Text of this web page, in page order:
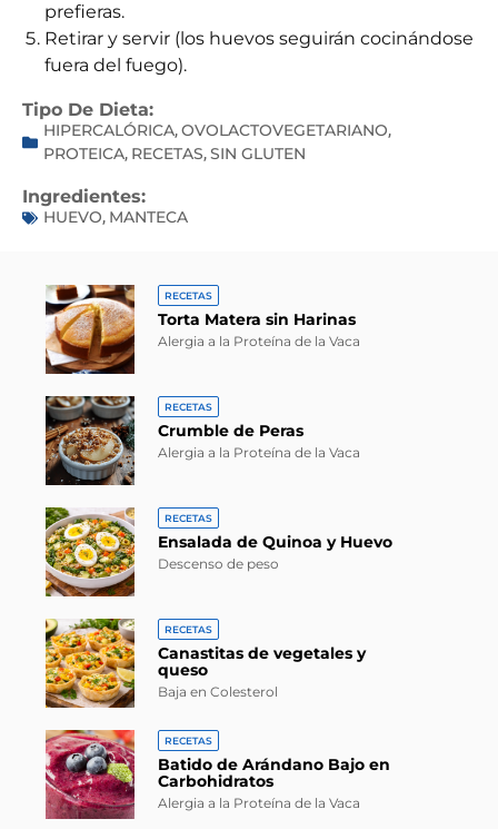
prefieras.
Retirar y servir (los huevos seguirán cocinándose
fuera del fuego).
Tipo De Dieta:
HIPERCALÓRICA,OVOLACTOVEGETARIANO,
PROTEICA, RECETAS,SIN GLUTEN
Ingredientes:
HUEVO, MANTECA
RECETAS
Torta Matera sin Harinas
Alergia a la Proteína de la Vaca
RECETAS
Crumble de Peras
Alergia a la Proteína de la Vaca
RECETAS
Ensalada de Quinoa y Huevo
Descenso de peso
RECETAS
Canastitas de vegetales y
queso
Baja en Colesterol
RECETAS
Batido de Arándano Bajo en
Carbohidratos
Alergia a la Proteína de la Vaca